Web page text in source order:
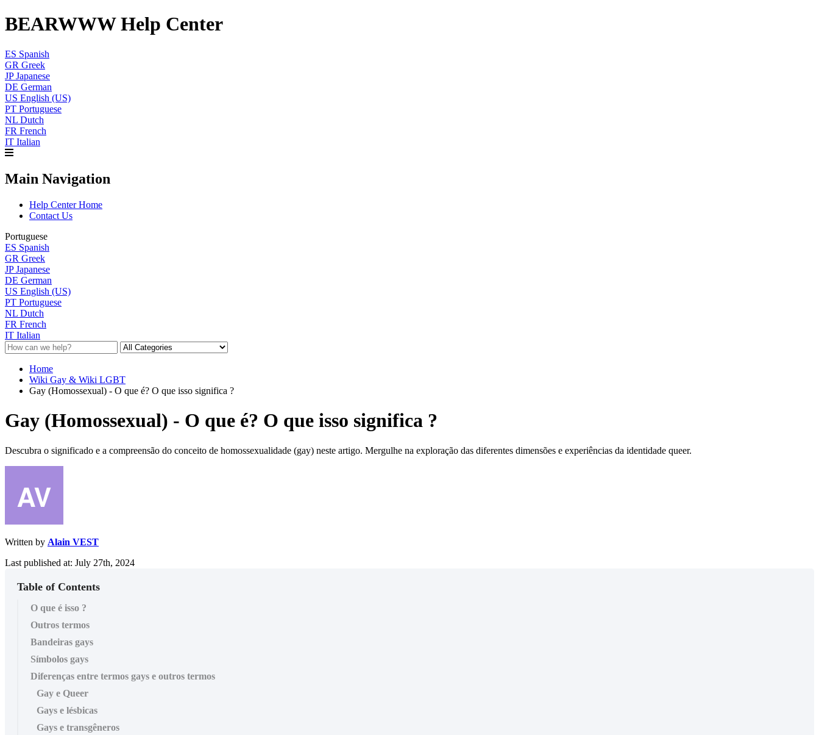
BEARWWW Help Center
ES Spanish
GR Greek
JP Japanese
DE German
US English (US)
PT Portuguese
NL Dutch
FR French
IT Italian
Main Navigation
Help Center Home
Contact Us
Portuguese
ES Spanish
GR Greek
JP Japanese
DE German
US English (US)
PT Portuguese
NL Dutch
FR French
IT Italian
Home
Wiki Gay & Wiki LGBT
Gay (Homossexual) - O que é? O que isso significa ?
Gay (Homossexual) - O que é? O que isso significa ?
Descubra o significado e a compreensão do conceito de homossexualidade (gay) neste artigo. Mergulhe na exploração das diferentes dimensões e experiências da identidade queer.
Written by Alain VEST
Last published at: July 27th, 2024
Table of Contents
O que é isso ?
Outros termos
Bandeiras gays
Símbolos gays
Diferenças entre termos gays e outros termos
Gay e Queer
Gays e lésbicas
Gays e transgêneros